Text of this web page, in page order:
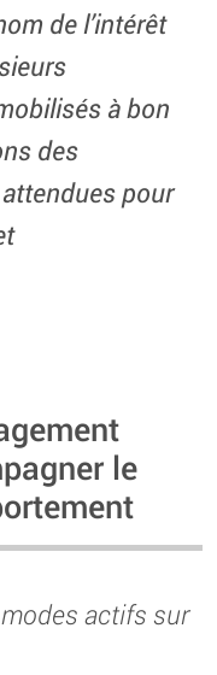
de l’intérêt
à bon
des
pour
le
actifs sur